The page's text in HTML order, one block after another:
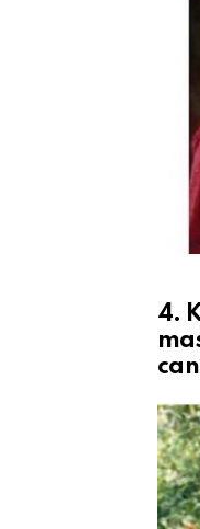
4.